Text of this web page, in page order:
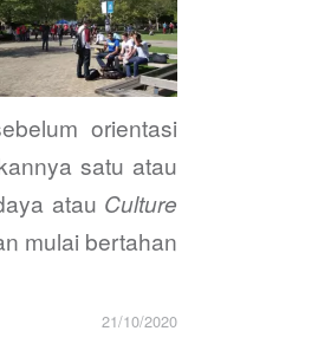
orientasi
satu atau
atau Culture
mulai bertahan
21/10/2020